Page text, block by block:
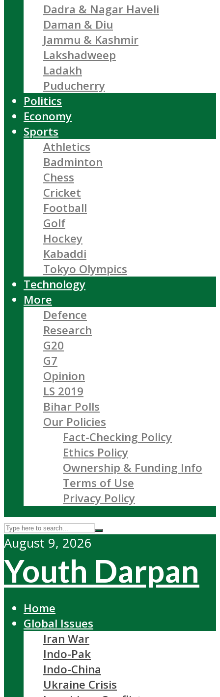
Dadra & Nagar Haveli
Daman & Diu
Jammu & Kashmir
Lakshadweep
Ladakh
Puducherry
Politics
Economy
Sports
Athletics
Badminton
Chess
Cricket
Football
Golf
Hockey
Kabaddi
Tokyo Olympics
Technology
More
Defence
Research
G20
G7
Opinion
LS 2019
Bihar Polls
Our Policies
Fact-Checking Policy
Ethics Policy
Ownership & Funding Info
Terms of Use
Privacy Policy
August 9, 2026
Youth Darpan
Home
Global Issues
Iran War
Indo-Pak
Indo-China
Ukraine Crisis